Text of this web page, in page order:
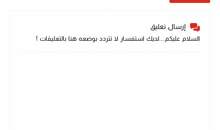
إرسال تعليق
السلام عليكم...لديك استفسار لا تتردد بوضعه هنا بالتعليقات !